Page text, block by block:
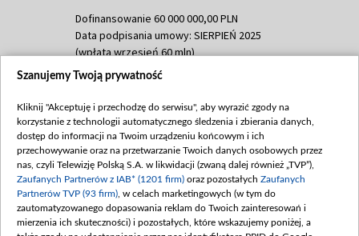
Dofinansowanie 60 000 000,00 PLN
Data podpisania umowy: SIERPIEŃ 2025
(wpłata wrzesień 60 mln)
Dofinansowanie 635 783 051,21 PLN
(wpłata wrzesień 100 mln, październik 350
mln, listopad 265 mln)
Dofinansowanie 48 862 000,00 PLN
Data podpisania umowy: GRUDZIEŃ 2025
(wpłata grudzień 60,548 mln)
Dofinansowanie 900 000 000,00 PLN
Data podpisania umowy: LUTY 2026 (wpłata
Szanujemy Twoją prywatność
Kliknij "Akceptuję i przechodzę do serwisu", aby wyrazić zgody na
korzystanie z technologii automatycznego śledzenia i zbierania danych,
dostęp do informacji na Twoim urządzeniu końcowym i ich
przechowywanie oraz na przetwarzanie Twoich danych osobowych przez
nas, czyli Telewizję Polską S.A. w likwidacji (zwaną dalej również „TVP”),
Zaufanych Partnerów z IAB* (1201 firm) oraz pozostałych Zaufanych
Partnerów TVP (93 firm) , w celach marketingowych (w tym do
zautomatyzowanego dopasowania reklam do Twoich zainteresowań i
mierzenia ich skuteczności) i pozostałych, które wskazujemy poniżej, a